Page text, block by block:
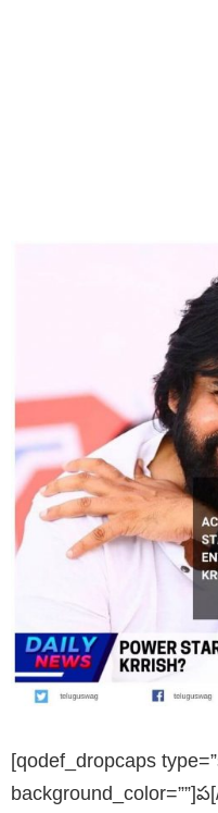
[qodef_dropcaps